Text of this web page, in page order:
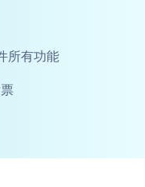
所有功能